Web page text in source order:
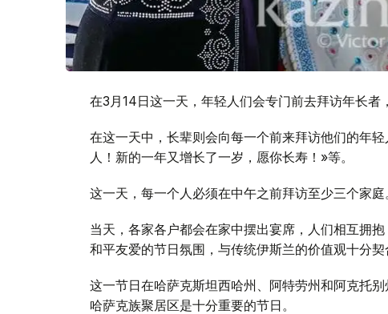
在3月14日这一天，年轻人们会专门前去拜访年长者
在这一天中，长辈则会向每一个前来拜访他们的年
人！新的一年又增长了一岁，愿你长寿！»等。
这一天，每一个人必须在中午之前拜访至少三个家庭
当天，各家各户都会在家中摆出宴席，人们相互拥
和平友爱的节日氛围，与传统伊斯兰的价值观十分契
这一节日在哈萨克斯坦西哈州、阿特劳州和阿克托
哈萨克族聚居区是十分重要的节日。